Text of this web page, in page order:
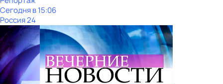
Сегодня в 15:06
Россия 24